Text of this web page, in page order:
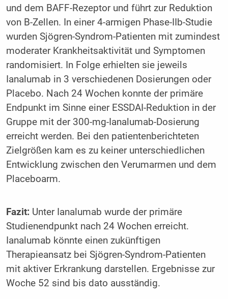
und dem BAFF-Rezeptor und führt zur Reduktion
von B-Zellen. In einer 4-armigen Phase-IIb-Studie
wurden Sjögren-Syndrom-Patienten mit zumindest
moderater Krankheitsaktivität und Symptomen
randomisiert. In Folge erhielten sie jeweils
Ianalumab in 3 verschiedenen Dosierungen oder
Placebo. Nach 24 Wochen konnte der primäre
Endpunkt im Sinne einer ESSDAI-Reduktion in der
Gruppe mit der 300-mg-Ianalumab-Dosierung
erreicht werden. Bei den patientenberichteten
Zielgrößen kam es zu keiner unterschiedlichen
Entwicklung zwischen den Verumarmen und dem
Placeboarm.
Fazit:Unter Ianalumab wurde der primäre
Studienendpunkt nach 24 Wochen erreicht.
Ianalumab könnte einen zukünftigen
Therapieansatz bei Sjögren-Syndrom-Patienten
mit aktiver Erkrankung darstellen. Ergebnisse zur
Woche 52 sind bis dato ausständig.